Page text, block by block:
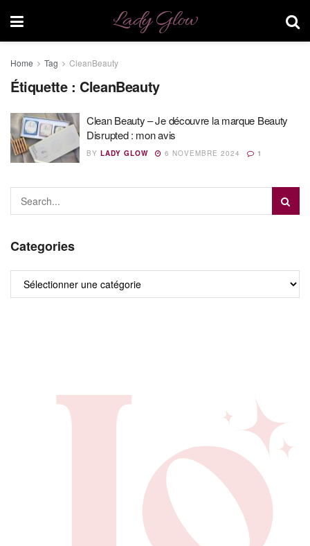
Lady Glow
Home Tag CleanBeauty
Étiquette : CleanBeauty
Clean Beauty – Je découvre la marque Beauty
Disrupted : mon avis
BY LADY GLOW 6 NOVEMBRE 2024 1
Categories